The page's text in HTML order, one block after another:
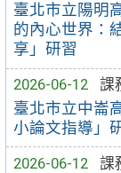
臺北市立陽明
的內心世界：
享」研習
2026-06-12
課
臺北市立中崙
小論文指導」
2026-06-12
課